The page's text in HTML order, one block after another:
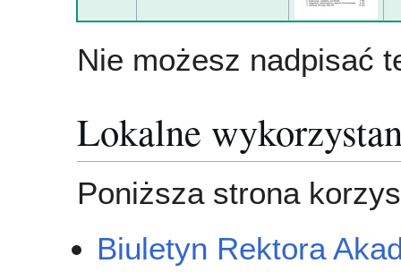
Nie możesz nadpisać
Lokalne
Poniższa strona
Biuletyn Rektora